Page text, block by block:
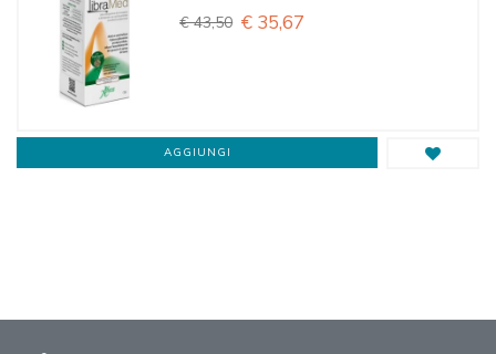
€ 43,50 € 35,67
AGGIUNGI